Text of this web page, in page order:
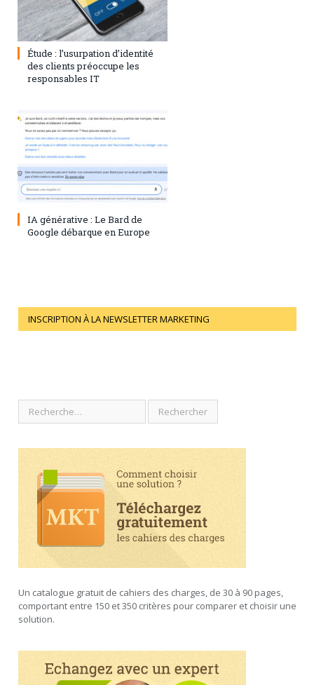
1 août 2023 0
Étude : l’usurpation d’identité
des clients préoccupe les
responsables IT
28 juillet 2023 0
IA générative : Le Bard de
Google débarque en Europe
INSCRIPTION À LA NEWSLETTER MARKETING
Un catalogue gratuit de cahiers des charges, de 30 à 90 pages,
comportant entre 150 et 350 critères pour comparer et choisir une
solution.